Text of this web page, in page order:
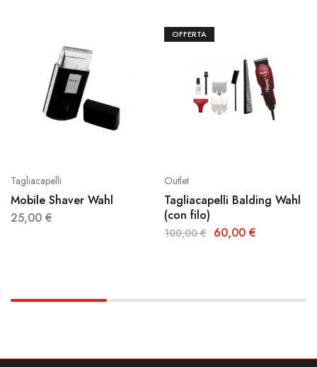
Tagliacapelli
Mobile Shaver Wahl
25,00 €
OFFERTA
Outlet
Tagliacapelli Balding Wahl
(con filo)
100,00€ 60,00 €